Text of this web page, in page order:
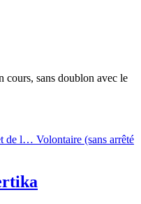
cours, sans doublon avec le
de l… Volontaire (sans arrêté